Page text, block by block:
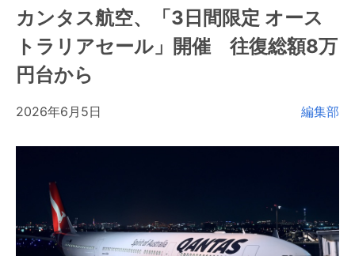
カンタス航空、「3日間限定 オース
トラリアセール」開催 往復総額8万
円台から
2026年6月5日 編集部